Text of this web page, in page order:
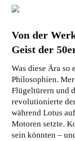
Von der
Geist der
Was diese Ära
Philosophien.
Flügeltürern und
revolutionierte
während Lotus
Motoren setzte.
sein könnten –